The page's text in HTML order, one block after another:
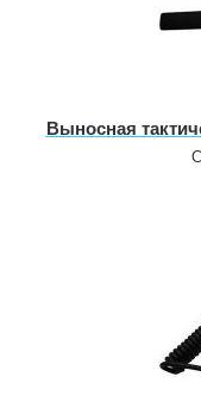
Выносная